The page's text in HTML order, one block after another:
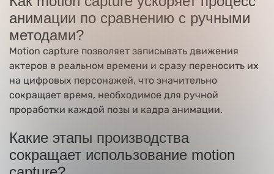
анимации по сравнению с ручными
методами?
Motion capture позволяет записывать движения
актеров в реальном времени и сразу переносить их
на цифровых персонажей, что значительно
сокращает время, необходимое для ручной
проработки каждой позы и кадра анимации.
Какие этапы производства
сокращает использование motion